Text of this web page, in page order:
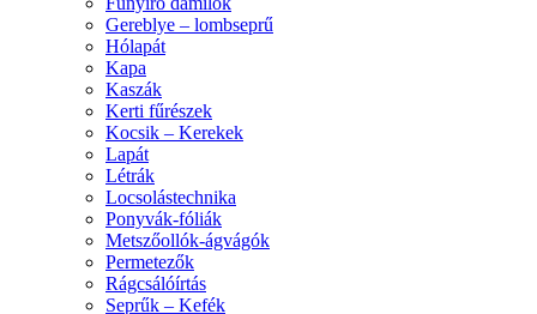
Gereblye – lombseprű
Hólapát
Kapa
Kaszák
Kerti fűrészek
Kocsik – Kerekek
Lapát
Létrák
Locsolástechnika
Ponyvák-fóliák
Metszőollók-ágvágók
Permetezők
Rágcsálóírtás
Seprűk – Kefék